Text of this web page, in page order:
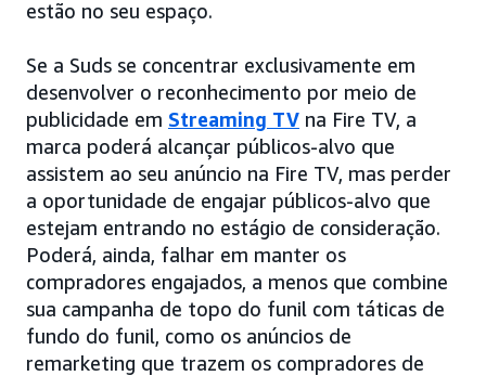
estão no seu espaço.
Se a Suds se concentrar exclusivamente em
desenvolver o reconhecimento por meio de
publicidade em Streaming TV na Fire TV, a
marca poderá alcançar públicos-alvo que
assistem ao seu anúncio na Fire TV, mas perder
a oportunidade de engajar públicos-alvo que
estejam entrando no estágio de consideração.
Poderá, ainda, falhar em manter os
compradores engajados, a menos que combine
sua campanha de topo do funil com táticas de
fundo do funil, como os anúncios de
remarketing que trazem os compradores de